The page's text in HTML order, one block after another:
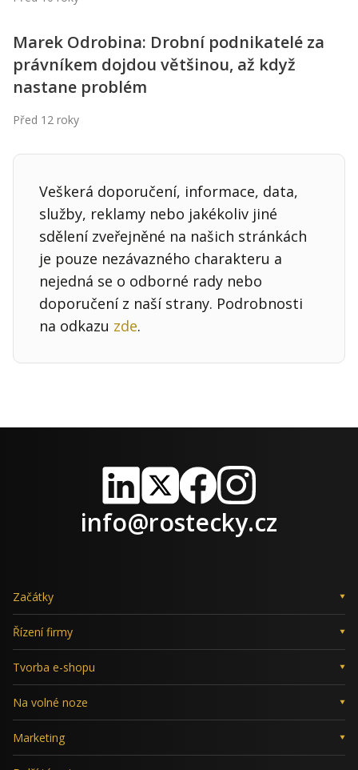
Marek Odrobina: Drobní podnikatelé za
právníkem dojdou většinou, až když
nastane problém
Před 12 roky
Veškerá doporučení, informace, data,
služby, reklamy nebo jakékoliv jiné
sdělení zveřejněné na našich stránkách
je pouze nezávazného charakteru a
nejedná se o odborné rady nebo
doporučení z naší strany. Podrobnosti
na odkazu zde.
LinkedIn
X FacebookInstagram
info@rostecky.cz
Začátky
Řízení firmy
Tvorba e-shopu
Na volné noze
Marketing